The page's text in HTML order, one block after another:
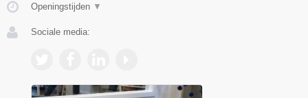
Openingstijden ▼
Sociale media: